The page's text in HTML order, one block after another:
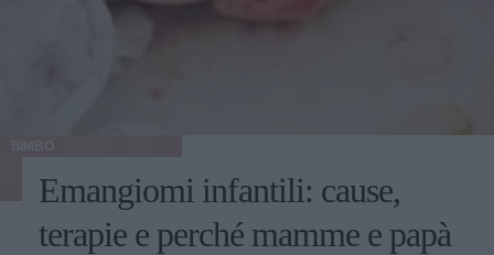
Emangiomi infantili: cause,
terapie e perché mamme e papà